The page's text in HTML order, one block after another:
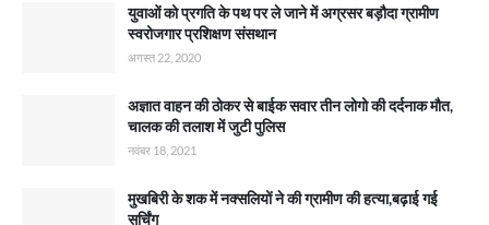
युवाओं को प्रगति के पथ पर ले जाने में अग्रसर बड़ौदा ग्रामीण
स्वरोजगार प्रशिक्षण संसथान
अगस्त 22, 2020
अज्ञात वाहन की ठोकर से बाईक सवार तीन लोगो की दर्दनाक मौत,
चालक की तलाश में जुटी पुलिस
नवंबर 18, 2021
मुखबिरी के शक में नक्सलियों ने की ग्रामीण की हत्या,बढ़ाई गई
सर्चिंग